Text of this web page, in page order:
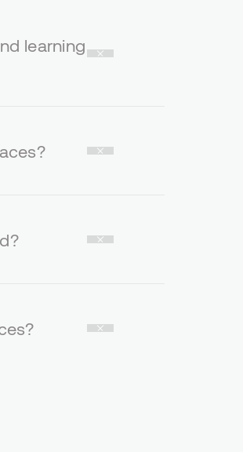
learning